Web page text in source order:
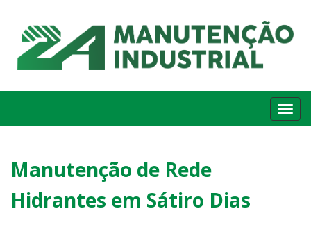
Manutenção de Rede
Hidrantes em Sátiro Dias